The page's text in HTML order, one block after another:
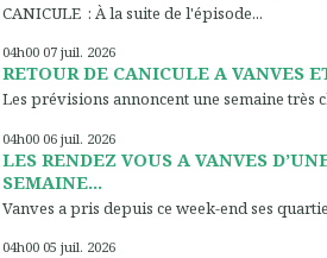
CANICULE : À la suite de l'épisode...
04h00 07 juil. 2026
RETOUR DE CANICULE A VANVES
Les prévisions annoncent une semaine très
04h00 06 juil. 2026
LES RENDEZ VOUS A VANVES
SEMAINE...
Vanves a pris depuis ce week-end ses
04h00 05 juil. 2026